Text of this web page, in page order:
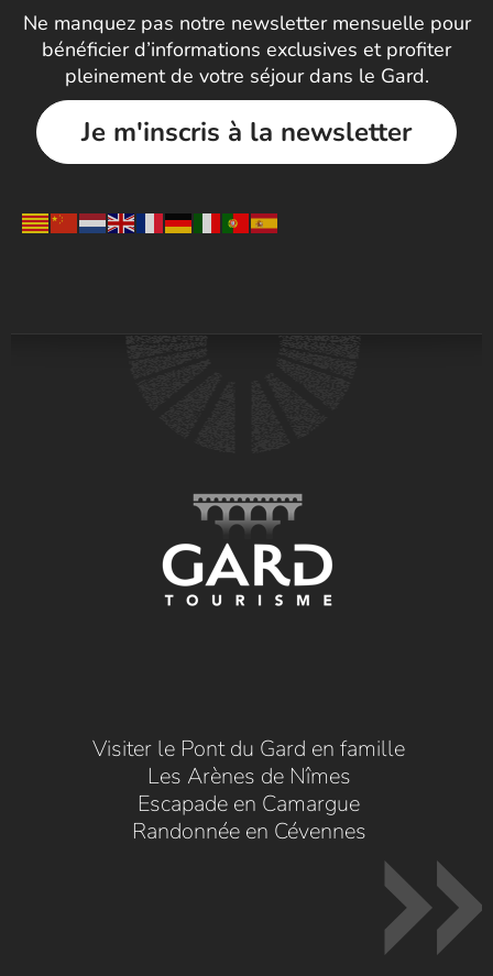
Ne manquez pas notre newsletter mensuelle pour
bénéficier d’informations exclusives et profiter
pleinement de votre séjour dans le Gard.
Je m'inscris à la newsletter
Visiter le Pont du Gard en famille
Les Arènes de Nîmes
Escapade en Camargue
Randonnée en Cévennes